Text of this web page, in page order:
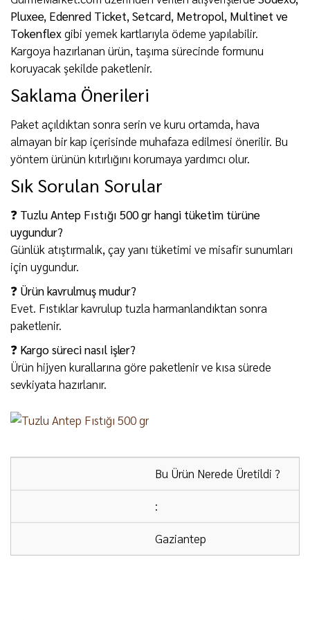
Pluxee, Edenred Ticket, Setcard, Metropol, Multinet ve
Tokenflexgibi yemek kartlarıyla ödeme yapılabilir.
Kargoya hazırlanan ürün, taşıma sürecinde formunu
koruyacak şekilde paketlenir.
Saklama Önerileri
Paket açıldıktan sonra serin ve kuru ortamda, hava
almayan bir kap içerisinde muhafaza edilmesi önerilir. Bu
yöntem ürünün kıtırlığını korumaya yardımcı olur.
Sık Sorulan Sorular
❓ Tuzlu Antep Fıstığı 500 gr hangi tüketim türüne
uygundur?
Günlük atıştırmalık, çay yanı tüketimi ve misafir sunumları
için uygundur.
❓ Ürün kavrulmuş mudur?
Evet. Fıstıklar kavrulup tuzla harmanlandıktan sonra
paketlenir.
❓ Kargo süreci nasıl işler?
Ürün hijyen kurallarına göre paketlenir ve kısa sürede
sevkiyata hazırlanır.
Bu Ürün Nerede Üretildi ?
:
Gaziantep